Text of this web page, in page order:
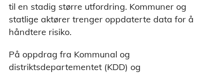
til en stadig større utfordring. Kommuner og
statlige aktører trenger oppdaterte data for å
håndtere risiko.
På oppdrag fra Kommunal og
distriktsdepartementet (KDD) og